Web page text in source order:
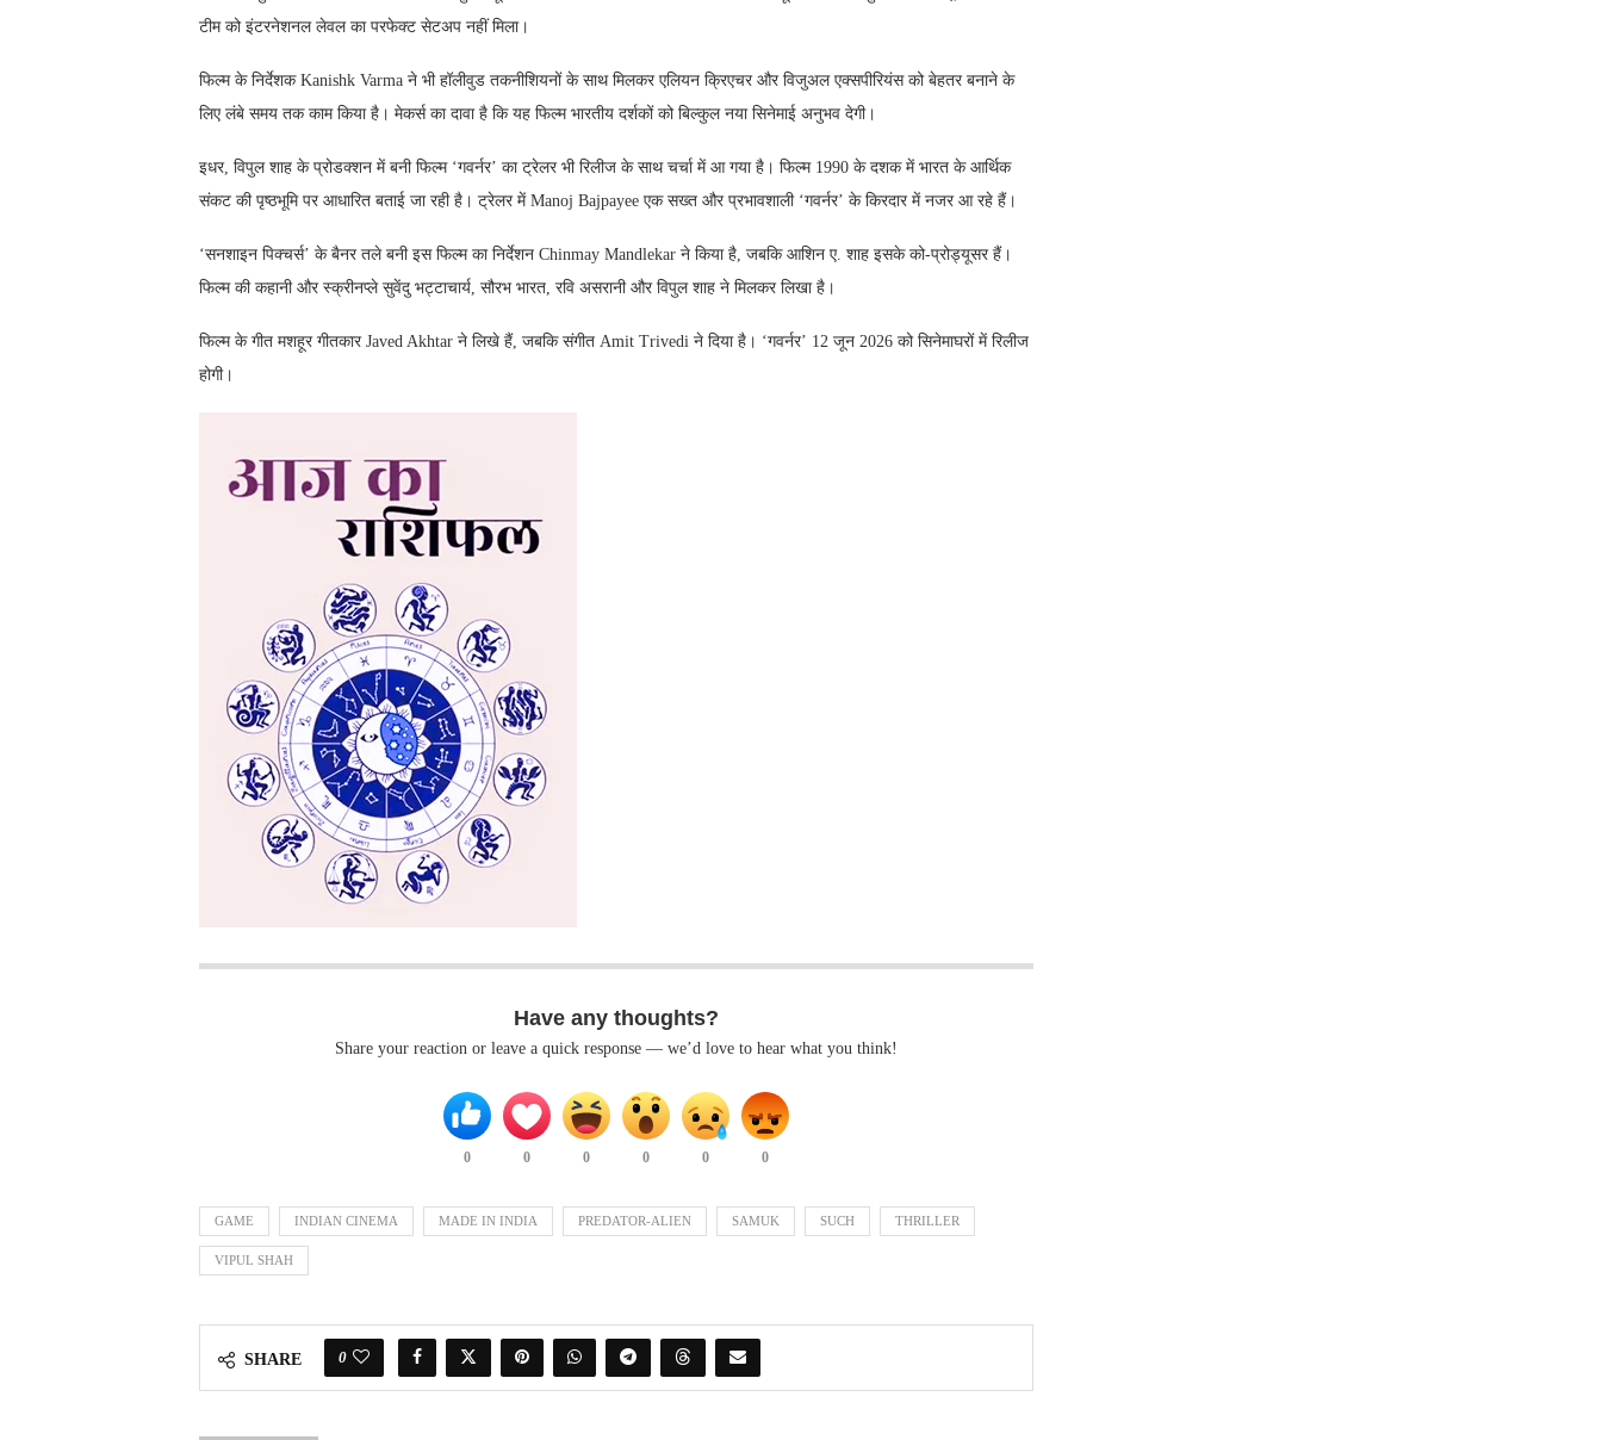
टीम को इंटरनेशनल लेवल का परफेक्ट सेटअप नहीं मिला।
फिल्म के निर्देशक Kanishk Varma ने भी हॉलीवुड तकनीशियनों के साथ मिलकर एलियन क्रिएचर और विजुअल एक्सपीरियंस को बेहतर बनाने के
लिए लंबे समय तक काम किया है। मेकर्स का दावा है कि यह फिल्म भारतीय दर्शकों को बिल्कुल नया सिनेमाई अनुभव देगी।
इधर, विपुल शाह के प्रोडक्शन में बनी फिल्म ‘गवर्नर’ का ट्रेलर भी रिलीज के साथ चर्चा में आ गया है। फिल्म 1990 के दशक में भारत के आर्थिक
संकट की पृष्ठभूमि पर आधारित बताई जा रही है। ट्रेलर में Manoj Bajpayee एक सख्त और प्रभावशाली ‘गवर्नर’ के किरदार में नजर आ रहे हैं।
‘सनशाइन पिक्चर्स’ के बैनर तले बनी इस फिल्म का निर्देशन Chinmay Mandlekar ने किया है, जबकि आशिन ए. शाह इसके को-प्रोड्यूसर हैं।
फिल्म की कहानी और स्क्रीनप्ले सुवेंदु भट्टाचार्य, सौरभ भारत, रवि असरानी और विपुल शाह ने मिलकर लिखा है।
फिल्म के गीत मशहूर गीतकार Javed Akhtar ने लिखे हैं, जबकि संगीत Amit Trivedi ने दिया है। ‘गवर्नर’ 12 जून 2026 को सिनेमाघरों में रिलीज
होगी।
Have any thoughts?
Share your reaction or leave a quick response — we’d love to hear what you think!
0 0 0 0 0 0
GAME INDIAN CINEMA MADE IN INDIA PREDATOR-ALIEN SAMUK SUCH THRILLER
VIPUL SHAH
SHARE 0